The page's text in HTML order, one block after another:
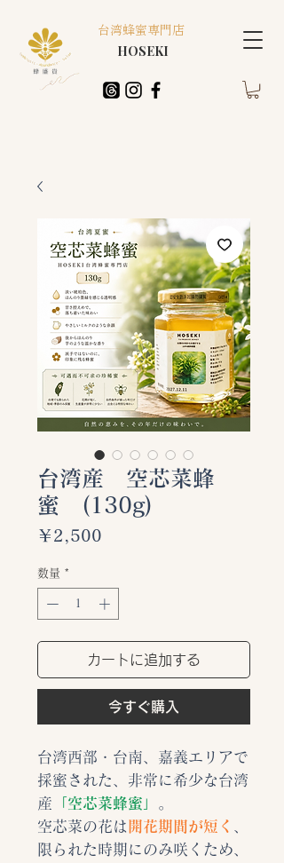
台湾蜂蜜専門店
HOSEKI
台湾産 空芯菜蜂
蜜 (130g)
￥2,500
数量 *
カートに追加する
今すぐ購入
台湾西部・台南、嘉義エリアで
採蜜された、非常に希少な台湾
産 「空芯菜蜂蜜」
。
空芯菜の花は 開花期間が短く
限られた時期にのみ咲くため、